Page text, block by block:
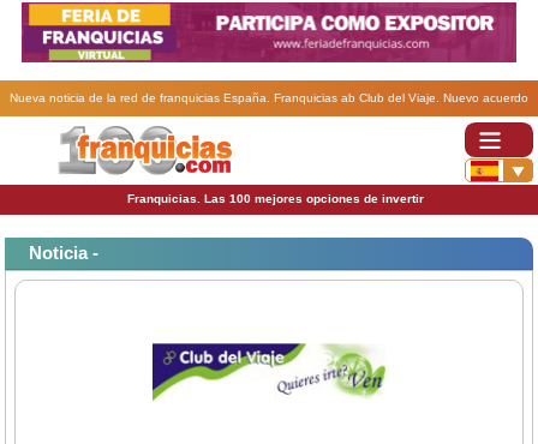
Nueva noticia de la red de franquicias España. Franquicias ab Club del Viaje. Nuevo acuerdo
Franquicias. Las 100 mejores opciones de invertir
Noticia -